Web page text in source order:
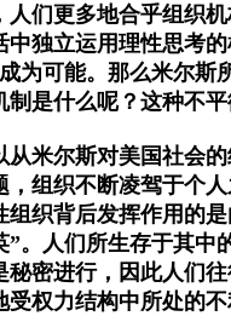
人们更多地合乎组织
中独立运用理性思考
为可能。那么米尔斯
制是什么呢？这种不
从米尔斯对美国社会
，组织不断凌驾于个
组织背后发挥作用的
”。人们所生存于其中
秘密进行，因此人们
受权力结构中所处的